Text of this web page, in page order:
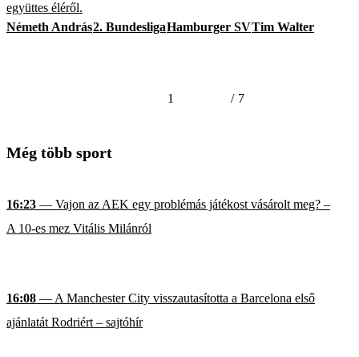
együttes éléről.
Németh András2. BundesligaHamburger SVTim Walter
1 / 7
Még több sport
16:23 — Vajon az AEK egy problémás játékost vásárolt meg? –
A 10-es mez Vitális Milánról
16:08 — A Manchester City visszautasította a Barcelona első
ajánlatát Rodriért – sajtóhír